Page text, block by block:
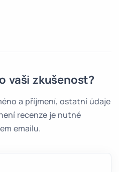
vaši zkušenost?
a příjmení, ostatní údaje
recenze je nutné
emailu.